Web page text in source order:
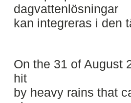
dagvattenlösningar
kan integreras i den
On the 31 of August
hit
by heavy rains that